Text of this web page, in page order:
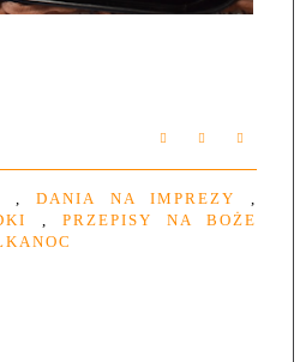
,DANIA NA IMPREZY
PRZEPISY NA BOŻE